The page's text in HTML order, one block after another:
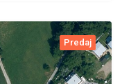
Predaj